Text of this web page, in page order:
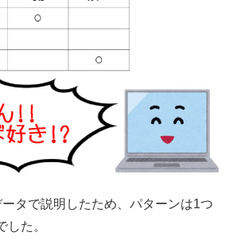
タで説明したため、パターンは1つ
した。